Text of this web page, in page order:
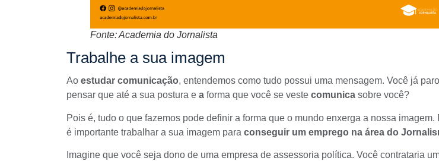
Fonte: Academia do Jornalista
Trabalhe a sua imagem
Ao estudar comunicação, entendemos como tudo possui uma mensagem. Você já
pensar que até a sua postura e a forma que você se veste comunica sobre você?
Pois é, tudo o que fazemos pode definir a forma que o mundo enxerga a nossa imagem.
é importante trabalhar a sua imagem para conseguir um emprego na área do
Imagine que você seja dono de uma empresa de assessoria política. Você contrataria